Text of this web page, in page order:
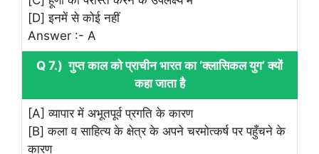
[D] इनमें से कोई नहीं
Answer :- A
Q 7.) गुप्त काल को प्राचीन भारत का ‘क्लासिकल युग’ क्यों
कहा जाता है
[A] व्यापार में अभूतपूर्व प्रगति के कारण
[B] कला व साहित्य के क्षेत्र के अपने चरमोत्कर्ष पर पहुँचने के
कारण